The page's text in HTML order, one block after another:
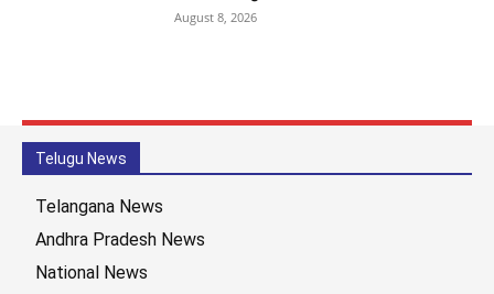
August 8, 2026
Telugu News
Telangana News
Andhra Pradesh News
National News